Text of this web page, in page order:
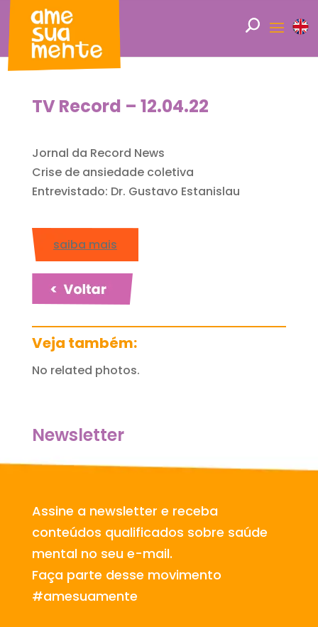
TV Record – 12.04.22
Jornal da Record News
Crise de ansiedade coletiva
Entrevistado: Dr. Gustavo Estanislau
saiba mais
Veja também:
No related photos.
Newsletter
Assine a newsletter e receba
conteúdos qualificados sobre saúde
mental no seu e-mail.
Faça parte desse movimento
#amesuamente